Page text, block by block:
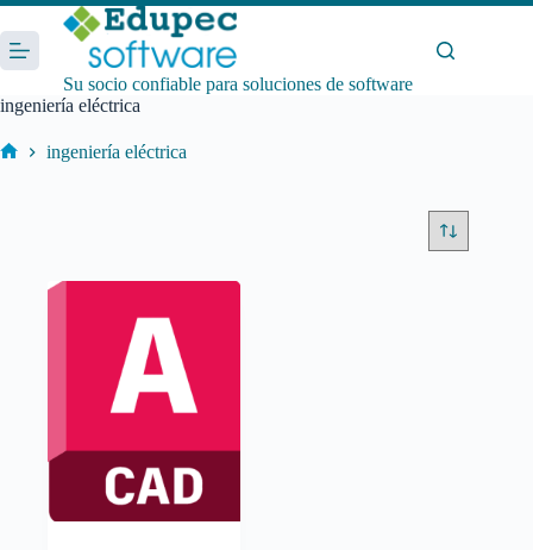
Saltar
al
contenido
Su socio confiable para soluciones de software
ingeniería eléctrica
ingeniería eléctrica